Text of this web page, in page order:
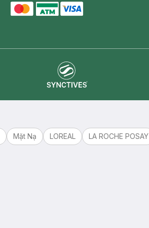
Mặt Nạ LOREAL LA ROCHE POSAY